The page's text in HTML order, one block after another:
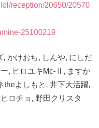
reception/20650/20570
25100219
, かけおち, しんや, にしだ
, ヒロユキMc-Ⅱ , ますか
theよしもと , 井下大活躍,
ロチョ , 野田クリスタ